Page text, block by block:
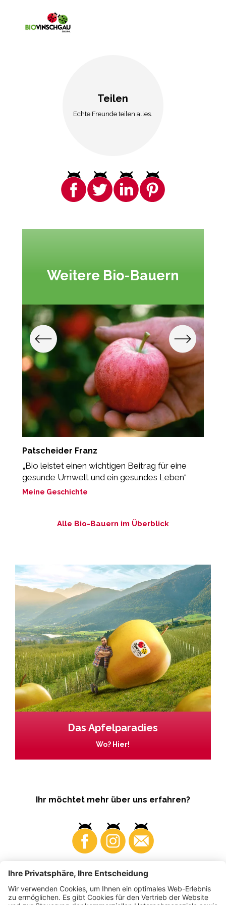
Teilen
Echte Freunde teilen alles.
Weitere Bio-Bauern
Patscheider Franz
„Bio leistet einen wichtigen Beitrag für eine
gesunde Umwelt und ein gesundes Leben“
Meine Geschichte
Alle Bio-Bauern im Überblick
Das Apfelparadies
Wo? Hier!
Ihr möchtet mehr über uns erfahren?
Business Produzenten